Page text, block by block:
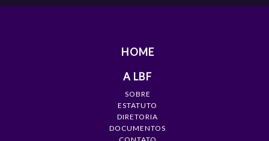
HOME
A LBF
SOBRE
ESTATUTO
DIRETORIA
DOCUMENTOS